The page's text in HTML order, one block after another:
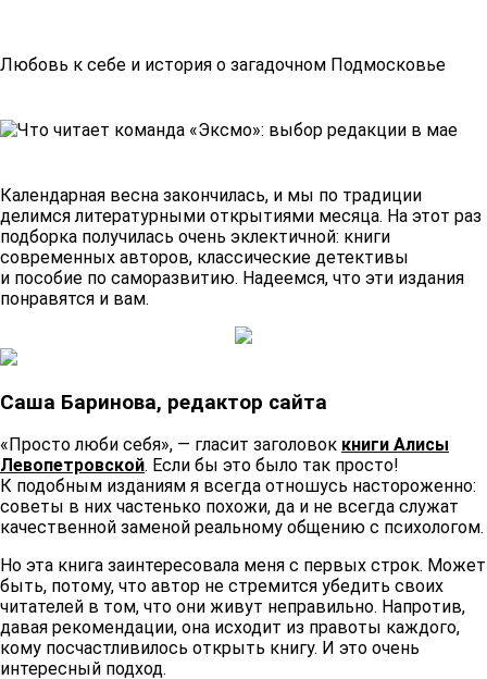
Любовь к себе и история о загадочном Подмосковье
Календарная весна закончилась, и мы по традиции
делимся литературными открытиями месяца. На этот раз
подборка получилась очень эклектичной: книги
современных авторов, классические детективы
и пособие по саморазвитию. Надеемся, что эти издания
понравятся и вам.
Саша Баринова, редактор сайта
«Просто люби себя», — гласит заголовок книги Алисы
Левопетровской. Если бы это было так просто!
К подобным изданиям я всегда отношусь настороженно:
советы в них частенько похожи, да и не всегда служат
качественной заменой реальному общению с психологом.
Но эта книга заинтересовала меня с первых строк. Может
быть, потому, что автор не стремится убедить своих
читателей в том, что они живут неправильно. Напротив,
давая рекомендации, она исходит из правоты каждого,
кому посчастливилось открыть книгу. И это очень
интересный подход.